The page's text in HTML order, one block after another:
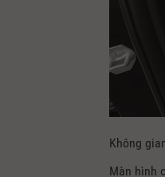
Không
Màn hình